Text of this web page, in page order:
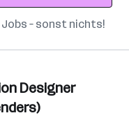
– sonst nichts!
Designer